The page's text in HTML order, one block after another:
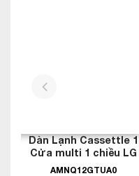
Dàn Lạnh Cassettle 1
Cửa multi 1 chiều LG
12.000BTU
AMNQ12GTUA0